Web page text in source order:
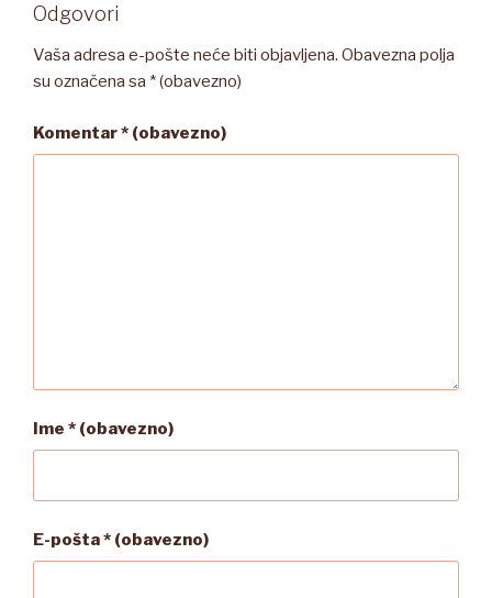
Odgovori
Vaša adresa e-pošte neće biti objavljena. Obavezna polja
su označena sa * (obavezno)
Komentar* (obavezno)
Ime * (obavezno)
E-pošta* (obavezno)